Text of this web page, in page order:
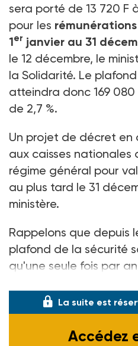
sera porté de 13 720 F
pour les
1er janvier au 31
le 12 décembre, le
la Solidarité. Le
atteindra donc 169
de 2,7 %.
Un projet de décret en
aux caisses nationales
régime général pour
au plus tard le 31
ministère.
Rappelons que depuis
plafond de la sécurité
qu'une seule fois par
La suite est
Accédez